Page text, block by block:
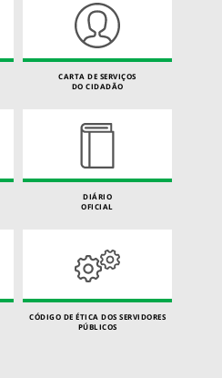
CARTA DE SERVIÇOS
DO CIDADÃO
DIÁRIO
OFICIAL
CÓDIGO DE ÉTICA DOS SERVIDORES
PÚBLICOS